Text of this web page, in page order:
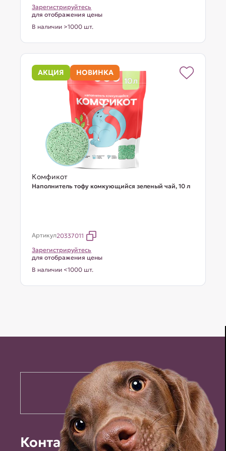
Зарегистрируйтесь
для отображения цены
В наличии >1000 шт.
АКЦИЯ НОВИНКА
Комфикот
Наполнитель тофу комкующийся зеленый чай, 10 л
Артикул20337011
Зарегистрируйтесь
для отображения цены
В наличии <1000 шт.
Контакты